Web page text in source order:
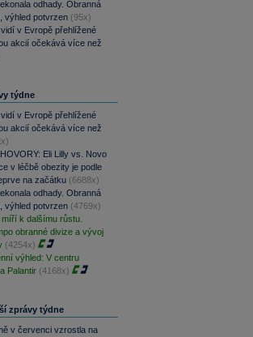
odhady. Obranná
výhled potvrzen (95x)
v Evropě přehlížené
akcií očekává více než
týdne
v Evropě přehlížené
akcií očekává více než
Eli Lilly vs. Novo
v léčbě obezity je podle
na začátku (6688x)
odhady. Obranná
výhled potvrzen (4769x)
k dalšímu růstu.
obranné divize a vývoj
(4254x)
výhled: V centru
Palantir (4168x)
zprávy týdne
v červenci vzrostla na